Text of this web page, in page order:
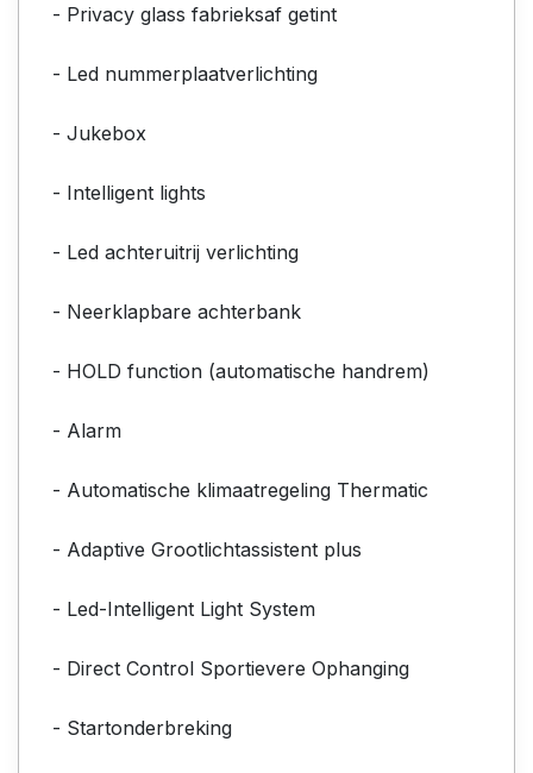
- Privacy glass fabrieksaf getint
- Led nummerplaatverlichting
- Jukebox
- Intelligent lights
- Led achteruitrij verlichting
- Neerklapbare achterbank
- HOLD function (automatische handrem)
- Alarm
- Automatische klimaatregeling Thermatic
- Adaptive Grootlichtassistent plus
- Led-Intelligent Light System
- Direct Control Sportievere Ophanging
- Startonderbreking